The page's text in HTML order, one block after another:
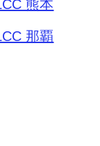
熊本
那覇